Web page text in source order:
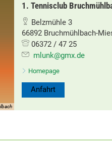
1. Tennisclub
Belzmühle 3
66892 Bruchmühlbach-
06372 / 47 25
mlunk@gmx.de
Homepage
Anfahrt